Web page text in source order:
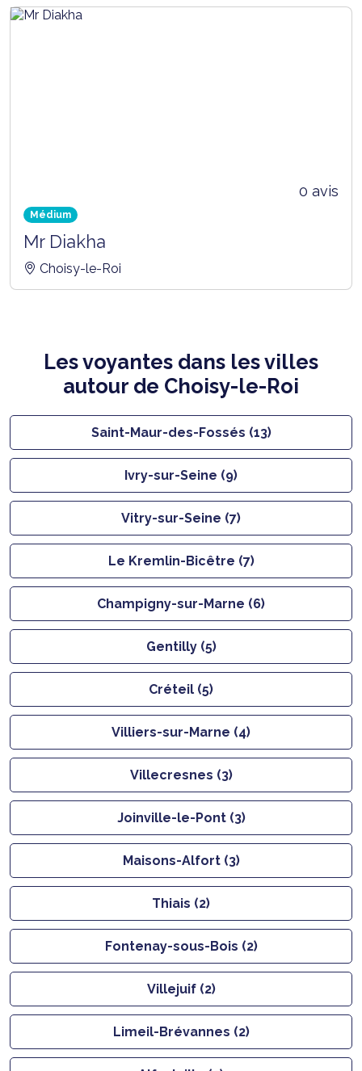
0 avis
Médium
Mr Diakha
Choisy-le-Roi
Les voyantes dans les villes
autour de Choisy-le-Roi
Saint-Maur-des-Fossés (13)
Ivry-sur-Seine (9)
Vitry-sur-Seine (7)
Le Kremlin-Bicêtre (7)
Champigny-sur-Marne (6)
Gentilly (5)
Créteil (5)
Villiers-sur-Marne (4)
Villecresnes (3)
Joinville-le-Pont (3)
Maisons-Alfort (3)
Thiais (2)
Fontenay-sous-Bois (2)
Villejuif (2)
Limeil-Brévannes (2)